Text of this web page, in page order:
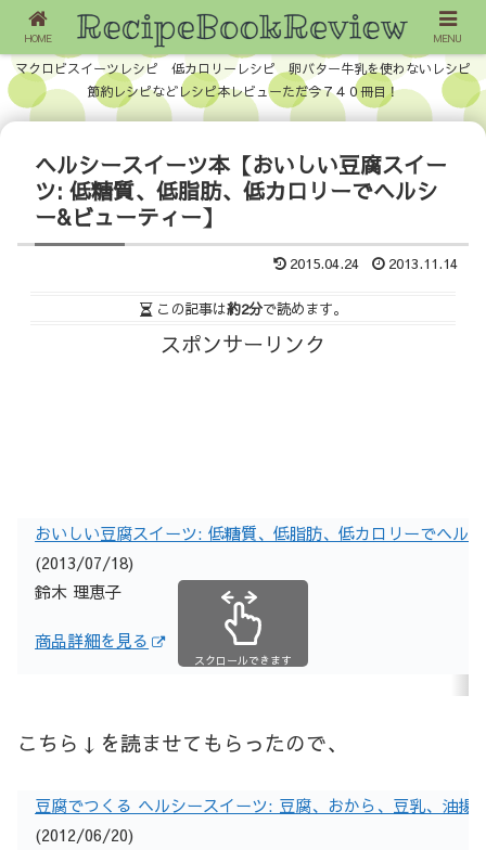
マクロビスイーツレシピ 低カロリーレシピ 卵バター牛乳を使わないレシピ
節約レシピなどレシピ本レビューただ今７４０冊目！
ヘルシースイーツ本【おいしい豆腐スイー
ツ: 低糖質、低脂肪、低カロリーでヘルシ
ー&ビューティー】
2015.04.24 2013.11.14
この記事は約2分で読めます。
スポンサーリンク
おいしい豆腐スイーツ: 低糖質、低脂肪、低カロリーでヘル
(2013/07/18)
鈴木 理恵子
商品詳細を見る
スクロールできます
こちら↓を読ませてもらったので、
豆腐でつくる ヘルシースイーツ: 豆腐、おから、豆乳、油揚
(2012/06/20)
HOME MENU